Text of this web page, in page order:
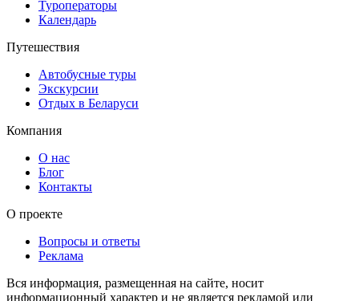
Туроператоры
Календарь
Путешествия
Автобусные туры
Экскурсии
Отдых в Беларуси
Компания
О нас
Блог
Контакты
О проекте
Вопросы и ответы
Реклама
Вся информация, размещенная на сайте, носит
информационный характер и не является рекламой или